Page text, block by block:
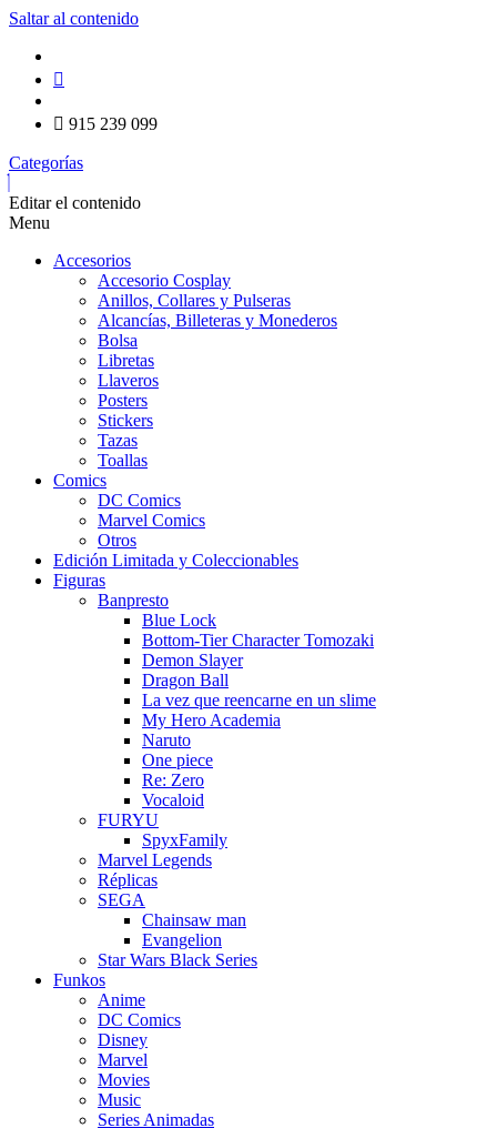
Saltar al contenido
915 239 099
Categorías
Editar el contenido
Menu
Accesorios
Accesorio Cosplay
Anillos, Collares y Pulseras
Alcancías, Billeteras y Monederos
Bolsa
Libretas
Llaveros
Posters
Stickers
Tazas
Toallas
Comics
DC Comics
Marvel Comics
Otros
Edición Limitada y Coleccionables
Figuras
Banpresto
Blue Lock
Bottom-Tier Character Tomozaki
Demon Slayer
Dragon Ball
La vez que reencarne en un slime
My Hero Academia
Naruto
One piece
Re: Zero
Vocaloid
FURYU
SpyxFamily
Marvel Legends
Réplicas
SEGA
Chainsaw man
Evangelion
Star Wars Black Series
Funkos
Anime
DC Comics
Disney
Marvel
Movies
Music
Series Animadas